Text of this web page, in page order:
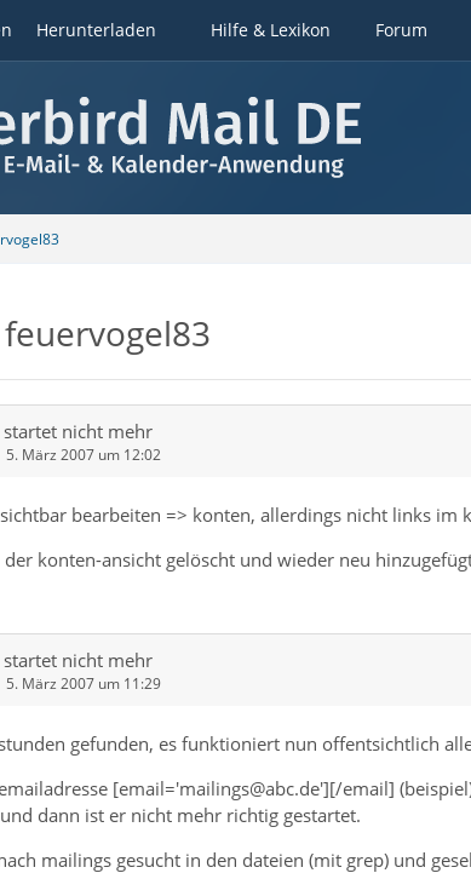
Herunterladen Hilfe & Lexikon Forum
nicht mehr
5. März 2007 um 12:02
bearbeiten => konten, allerdings nicht links im
der konten-ansicht gelöscht und wieder neu
nicht mehr
5. März 2007 um 11:29
gefunden, es funktioniert nun offentsichtlich
[email='mailings@abc.de'][/email]
dann ist er nicht mehr richtig gestartet.
mailings gesucht in den dateien (mit grep) und